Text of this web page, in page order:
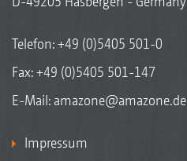
Telefon:+49 (0)5405 501-0
Fax: +49 (0)5405 501-147
E-Mail: amazone@amazone.de
Impressum